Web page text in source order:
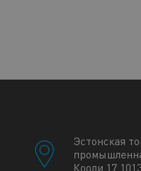
Эстонская
Кооли 17